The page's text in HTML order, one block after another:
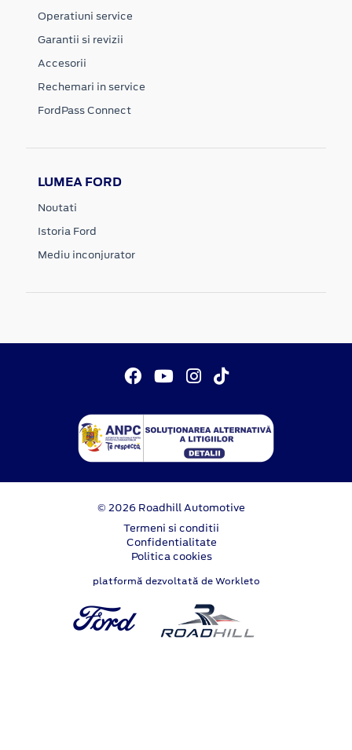
Operatiuni service
Garantii si revizii
Accesorii
Rechemari in service
FordPass Connect
LUMEA FORD
Noutati
Istoria Ford
Mediu inconjurator
© 2026 Roadhill Automotive
Termeni si conditii
Confidentialitate
Politica cookies
platformă dezvoltată de Workleto